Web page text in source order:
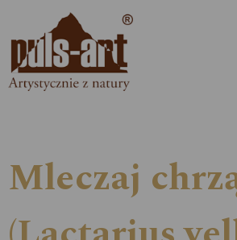
Mleczaj